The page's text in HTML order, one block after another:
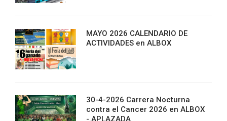
MAYO 2026 CALENDARIO DE
ACTIVIDADES en ALBOX
30-4-2026 Carrera Nocturna
contra el Cancer 2026 en ALBOX
-.APLAZADA